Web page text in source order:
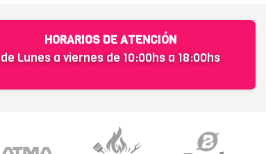
HORARIOS DE ATENCIÓN
de Lunes a viernes de 10:00hs a 18:00hs